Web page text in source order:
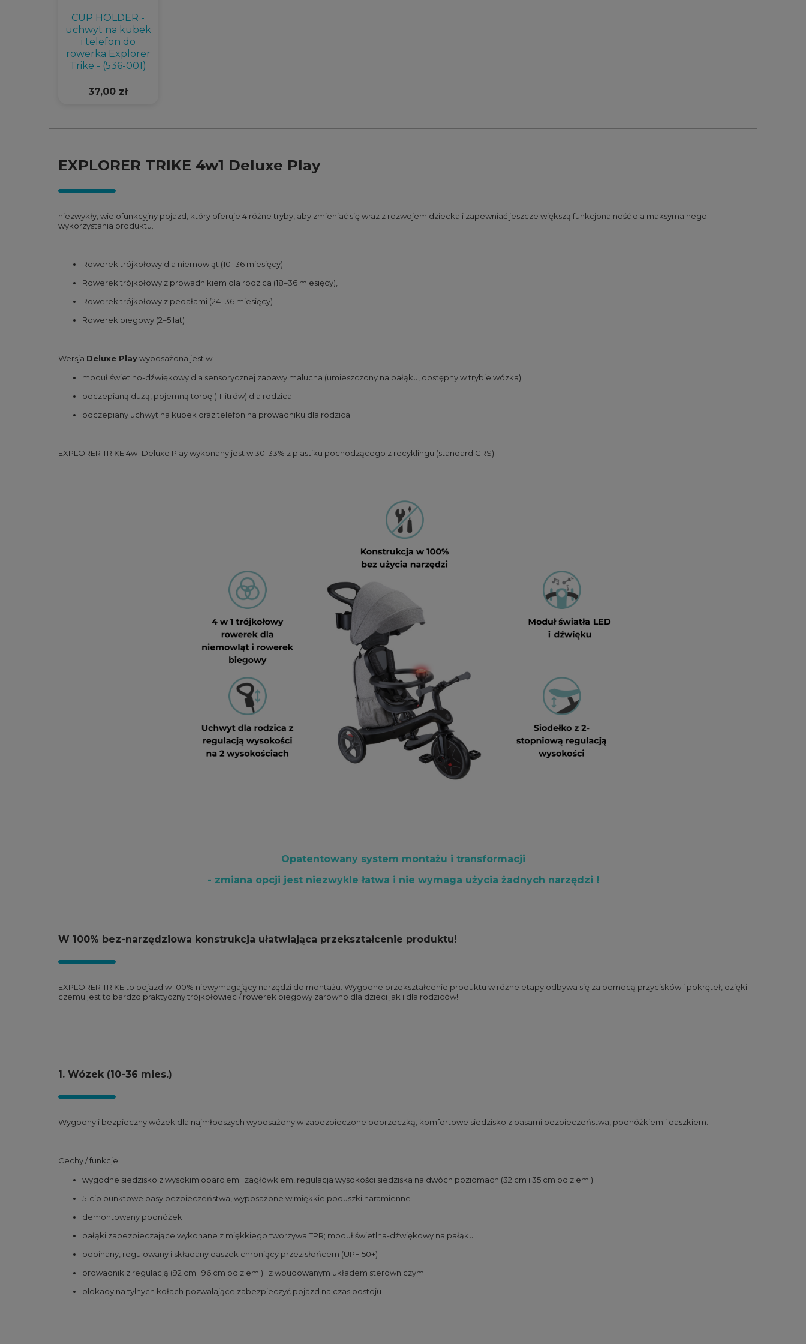
CUP HOLDER -
uchwyt na kubek
i telefon do
rowerka Explorer
Trike - (536-001)
37,00 zł
EXPLORER TRIKE 4w1 Deluxe Play
niezwykły, wielofunkcyjny pojazd, który oferuje 4 różne tryby, aby zmieniać się wraz z rozwojem dziecka i zapewniać jeszcze większą funkcjonalność dla maksymalnego
wykorzystania produktu.
Rowerek trójkołowy dla niemowląt (10–36 miesięcy)
Rowerek trójkołowy z prowadnikiem dla rodzica (18–36 miesięcy),
Rowerek trójkołowy z pedałami (24–36 miesięcy)
Rowerek biegowy (2–5 lat)
Wersja Deluxe Playwyposażona jest w:
moduł świetlno-dźwiękowy dla sensorycznej zabawy malucha (umieszczony na pałąku, dostępny w trybie wózka)
odczepianą dużą, pojemną torbę (11 litrów) dla rodzica
odczepiany uchwyt na kubek oraz telefon na prowadniku dla rodzica
EXPLORER TRIKE 4w1 Deluxe Play wykonany jest w 30-33% z plastiku pochodzącego z recyklingu (standard GRS).
Opatentowany system montażu i transformacji
- zmiana opcji jest niezwykle łatwa i nie wymaga użycia żadnych narzędzi !
W 100% bez-narzędziowa konstrukcja ułatwiająca przekształcenie produktu!
EXPLORER TRIKE to pojazd w 100% niewymagający narzędzi do montażu. Wygodne przekształcenie produktu w różne etapy odbywa się za pomocą przycisków i pokręteł, dzięki
czemu jest to bardzo praktyczny trójkołowiec / rowerek biegowy zarówno dla dzieci jak i dla rodziców!
1. Wózek (10-36 mies.)
Wygodny i bezpieczny wózek dla najmłodszych wyposażony w zabezpieczone poprzeczką, komfortowe siedzisko z pasami bezpieczeństwa, podnóżkiem i daszkiem.
Cechy / funkcje:
wygodne siedzisko z wysokim oparciem i zagłówkiem, regulacja wysokości siedziska na dwóch poziomach (32 cm i 35 cm od ziemi)
5-cio punktowe pasy bezpieczeństwa, wyposażone w miękkie poduszki naramienne
demontowany podnóżek
pałąki zabezpieczające wykonane z miękkiego tworzywa TPR; moduł świetlna-dźwiękowy na pałąku
odpinany, regulowany i składany daszek chroniący przez słońcem (UPF 50+)
prowadnik z regulacją (92 cm i 96 cm od ziemi) i z wbudowanym układem sterowniczym
blokady na tylnych kołach pozwalające zabezpieczyć pojazd na czas postoju